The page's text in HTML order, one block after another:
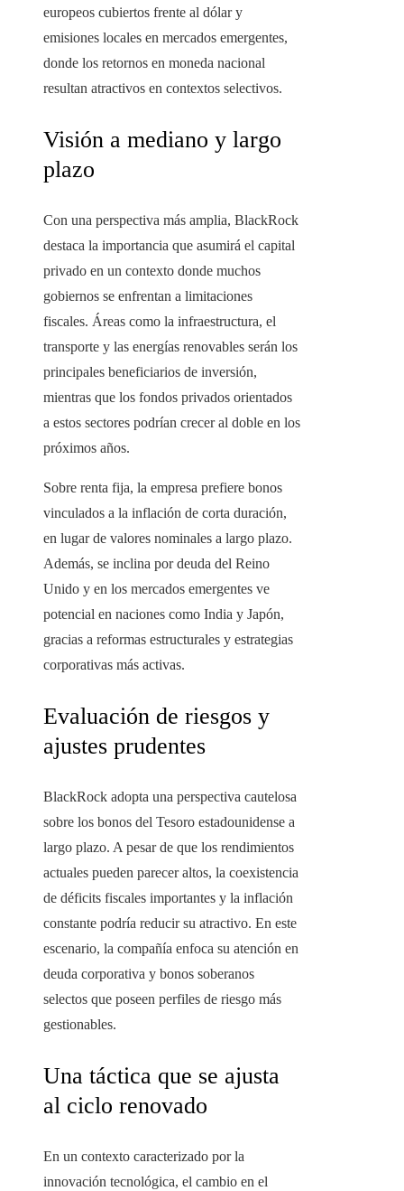
europeos cubiertos frente al dólar y
emisiones locales en mercados emergentes,
donde los retornos en moneda nacional
resultan atractivos en contextos selectivos.
Visión a mediano y largo
plazo
Con una perspectiva más amplia, BlackRock
destaca la importancia que asumirá el capital
privado en un contexto donde muchos
gobiernos se enfrentan a limitaciones
fiscales. Áreas como la infraestructura, el
transporte y las energías renovables serán los
principales beneficiarios de inversión,
mientras que los fondos privados orientados
a estos sectores podrían crecer al doble en los
próximos años.
Sobre renta fija, la empresa prefiere bonos
vinculados a la inflación de corta duración,
en lugar de valores nominales a largo plazo.
Además, se inclina por deuda del Reino
Unido y en los mercados emergentes ve
potencial en naciones como India y Japón,
gracias a reformas estructurales y estrategias
corporativas más activas.
Evaluación de riesgos y
ajustes prudentes
BlackRock adopta una perspectiva cautelosa
sobre los bonos del Tesoro estadounidense a
largo plazo. A pesar de que los rendimientos
actuales pueden parecer altos, la coexistencia
de déficits fiscales importantes y la inflación
constante podría reducir su atractivo. En este
escenario, la compañía enfoca su atención en
deuda corporativa y bonos soberanos
selectos que poseen perfiles de riesgo más
gestionables.
Una táctica que se ajusta
al ciclo renovado
En un contexto caracterizado por la
innovación tecnológica, el cambio en el